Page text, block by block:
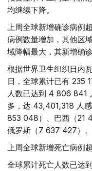
均继续下降。
上周全球新增确诊病例
病例数量增加，其他区
域降幅最大，其新增确
根据世界卫生组织日内
日，全球累计已有 235
人数已达到 4 806 841
多，达 43,401,318 人
853 048）、巴西（21
俄罗斯（7 637 427）。
上周全球新增死亡病例
全球累计死亡人数已达